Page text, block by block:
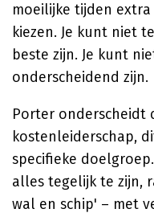
moeilijke tijden
kiezen. Je kunt niet
beste zijn. Je kunt
onderscheidend zijn.
Porter onderscheidt
kostenleiderschap,
specifieke
alles tegelijk te zijn,
wal en schip' – met